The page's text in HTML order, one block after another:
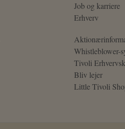
Job og karriere
Erhverv
Whistleblower-
Tivoli
Bliv lejer
Little Tivoli